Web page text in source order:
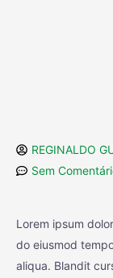
REGINALDO
Sem
Lorem ipsum
do eiusmod
aliqua. Blandit